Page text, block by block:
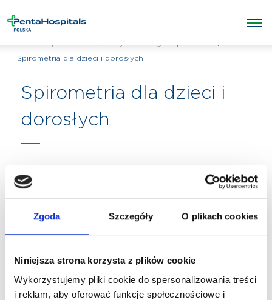
Zgoda Szczegóły O plikach cookies
Niniejsza strona korzysta z plików cookie
Wykorzystujemy pliki cookie do spersonalizowania treści
i reklam, aby oferować funkcje społecznościowe i
Spirometria dla dzieci i dorosłych
Spirometria dla dzieci i
dorosłych